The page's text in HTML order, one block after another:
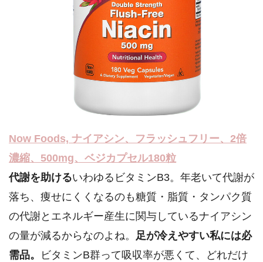
Now Foods, ナイアシン、フラッシュフリー、2倍
濃縮、500mg、ベジカプセル180粒
代謝を助けるいわゆるビタミンB3。年老いて代謝が
落ち、痩せにくくなるのも糖質・脂質・タンパク質
の代謝とエネルギー産生に関与しているナイアシン
の量が減るからなのよね。 足が冷えやすい私には必
需品。
ビタミンB群って吸収率が悪くて、どれだけ